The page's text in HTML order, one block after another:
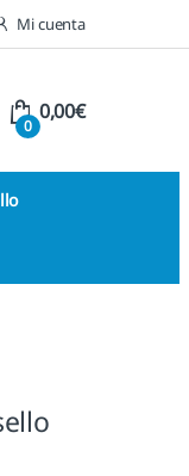
Mi cuenta
0
0,00€